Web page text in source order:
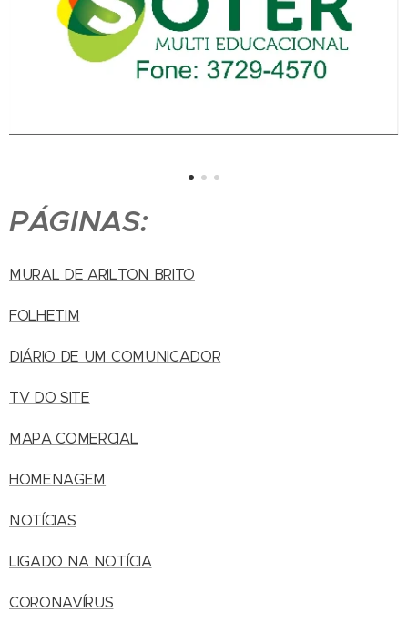
PÁGINAS:
MURAL DE ARILTON BRITO
FOLHETIM
DIÁRIO DE UM COMUNICADOR
TV DO SITE
MAPA COMERCIAL
HOMENAGEM
NOTÍCIAS
LIGADO NA NOTÍCIA
CORONAVÍRUS